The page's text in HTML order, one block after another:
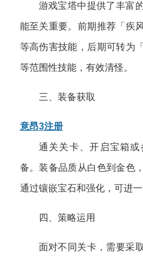
游戏宝塔中提供了丰富
能至关重要。前期推荐「疾
等高伤害技能，后期可转为
等范围性技能，有效清怪。
三、装备获取
意昂3注册
通关关卡、开启宝箱
备。装备品质从白色到金色
通过镶嵌宝石和强化，可进一
四、策略运用
面对不同关卡，需要采